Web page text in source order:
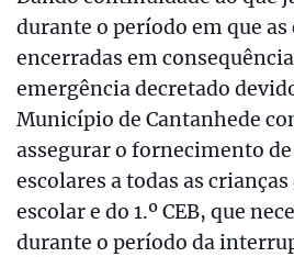
durante o período em que
encerradas em
emergência decretado
Município de Cantanhede
assegurar o fornecimento
escolares a todas as
escolar e do 1.º CEB, que
durante o período da